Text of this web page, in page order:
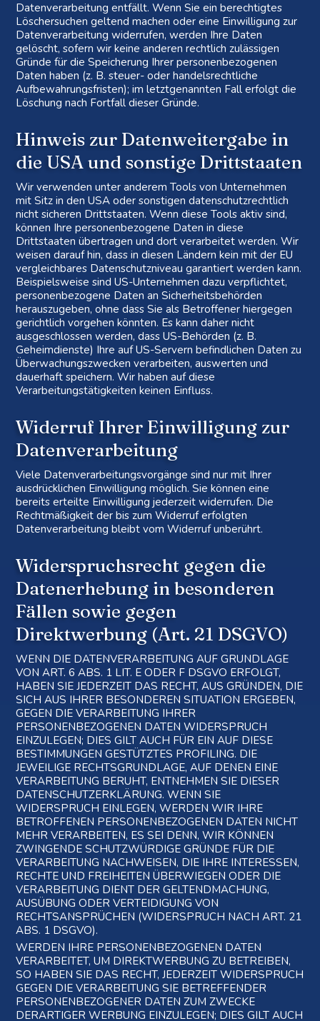
Datenverarbeitung entfällt. Wenn Sie ein berechtigtes
Löschersuchen geltend machen oder eine Einwilligung zur
Datenverarbeitung widerrufen, werden Ihre Daten
gelöscht, sofern wir keine anderen rechtlich zulässigen
Gründe für die Speicherung Ihrer personenbezogenen
Daten haben (z. B. steuer- oder handelsrechtliche
Aufbewahrungsfristen); im letztgenannten Fall erfolgt die
Löschung nach Fortfall dieser Gründe.
Hinweis zur Datenweitergabe in
die USA und sonstige Drittstaaten
Wir verwenden unter anderem Tools von Unternehmen
mit Sitz in den USA oder sonstigen datenschutzrechtlich
nicht sicheren Drittstaaten. Wenn diese Tools aktiv sind,
können Ihre personenbezogene Daten in diese
Drittstaaten übertragen und dort verarbeitet werden. Wir
weisen darauf hin, dass in diesen Ländern kein mit der EU
vergleichbares Datenschutzniveau garantiert werden kann.
Beispielsweise sind US-Unternehmen dazu verpflichtet,
personenbezogene Daten an Sicherheitsbehörden
herauszugeben, ohne dass Sie als Betroffener hiergegen
gerichtlich vorgehen könnten. Es kann daher nicht
ausgeschlossen werden, dass US-Behörden (z. B.
Geheimdienste) Ihre auf US-Servern befindlichen Daten zu
Überwachungszwecken verarbeiten, auswerten und
dauerhaft speichern. Wir haben auf diese
Verarbeitungstätigkeiten keinen Einfluss.
Widerruf Ihrer Einwilligung zur
Datenverarbeitung
Viele Datenverarbeitungsvorgänge sind nur mit Ihrer
ausdrücklichen Einwilligung möglich. Sie können eine
bereits erteilte Einwilligung jederzeit widerrufen. Die
Rechtmäßigkeit der bis zum Widerruf erfolgten
Datenverarbeitung bleibt vom Widerruf unberührt.
Widerspruchsrecht gegen die
Datenerhebung in besonderen
Fällen sowie gegen
Direktwerbung (Art. 21 DSGVO)
WENN DIE DATENVERARBEITUNG AUF GRUNDLAGE
VON ART. 6 ABS. 1 LIT. E ODER F DSGVO ERFOLGT,
HABEN SIE JEDERZEIT DAS RECHT, AUS GRÜNDEN, DIE
SICH AUS IHRER BESONDEREN SITUATION ERGEBEN,
GEGEN DIE VERARBEITUNG IHRER
PERSONENBEZOGENEN DATEN WIDERSPRUCH
EINZULEGEN; DIES GILT AUCH FÜR EIN AUF DIESE
BESTIMMUNGEN GESTÜTZTES PROFILING. DIE
JEWEILIGE RECHTSGRUNDLAGE, AUF DENEN EINE
VERARBEITUNG BERUHT, ENTNEHMEN SIE DIESER
DATENSCHUTZERKLÄRUNG. WENN SIE
WIDERSPRUCH EINLEGEN, WERDEN WIR IHRE
BETROFFENEN PERSONENBEZOGENEN DATEN NICHT
MEHR VERARBEITEN, ES SEI DENN, WIR KÖNNEN
ZWINGENDE SCHUTZWÜRDIGE GRÜNDE FÜR DIE
VERARBEITUNG NACHWEISEN, DIE IHRE INTERESSEN,
RECHTE UND FREIHEITEN ÜBERWIEGEN ODER DIE
VERARBEITUNG DIENT DER GELTENDMACHUNG,
AUSÜBUNG ODER VERTEIDIGUNG VON
RECHTSANSPRÜCHEN (WIDERSPRUCH NACH ART. 21
ABS. 1 DSGVO).
WERDEN IHRE PERSONENBEZOGENEN DATEN
VERARBEITET, UM DIREKTWERBUNG ZU BETREIBEN,
SO HABEN SIE DAS RECHT, JEDERZEIT WIDERSPRUCH
GEGEN DIE VERARBEITUNG SIE BETREFFENDER
PERSONENBEZOGENER DATEN ZUM ZWECKE
DERARTIGER WERBUNG EINZULEGEN; DIES GILT AUCH